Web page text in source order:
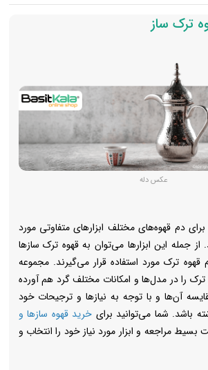
ترک ساز
عکس دله
دم قهوه‌‌های مختلف ابزارهای متفاوتی مورد
از جمله این ابزارها می‌توان به قهوه ترک سازها
قهوه ترک مورد استفاده قرار می‌گیرند. مجموعه
را در مدل‌ها و امکانات مختلف گرد هم آورده
آن‌ها و با توجه به نیازها و ترجیحات خود
باشد. شما می‌توانید برای خرید قهوه سازها و
بسیط مراجعه و ابزار مورد نیاز خود را انتخاب و